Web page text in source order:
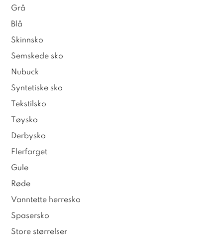
Grå
Blå
Skinnsko
Semskede sko
Nubuck
Syntetiske sko
Tekstilsko
Tøysko
Derbysko
Flerfarget
Gule
Røde
Vanntette herresko
Spasersko
Store størrelser